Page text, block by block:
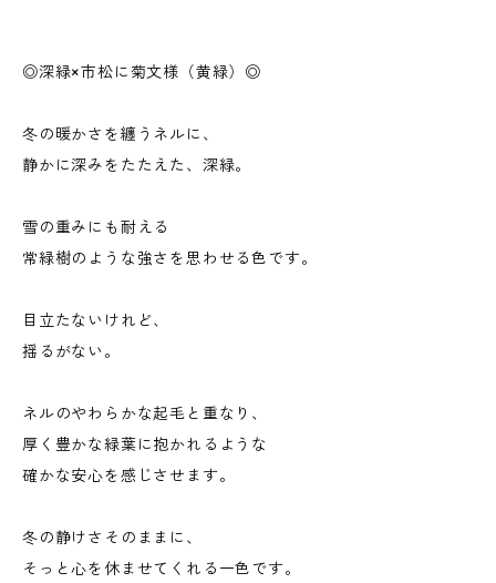
◎深緑×市松に菊文様（黄緑）◎
冬の暖かさを纏うネルに、
静かに深みをたたえた、深緑。
雪の重みにも耐える
常緑樹のような強さを思わせる色です。
目立たないけれど、
揺るがない。
ネルのやわらかな起毛と重なり、
厚く豊かな緑葉に抱かれるような
確かな安心を感じさせます。
冬の静けさそのままに、
そっと心を休ませてくれる一色です。